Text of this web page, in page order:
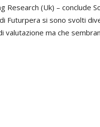
(Uk) – conclude
Futurpera si sono svolti
valutazione ma che